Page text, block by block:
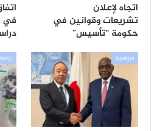
اتجاه لإعلان
تشريعات وقوانين في
حكومة “تأسيس”
في
سياسية رياضة